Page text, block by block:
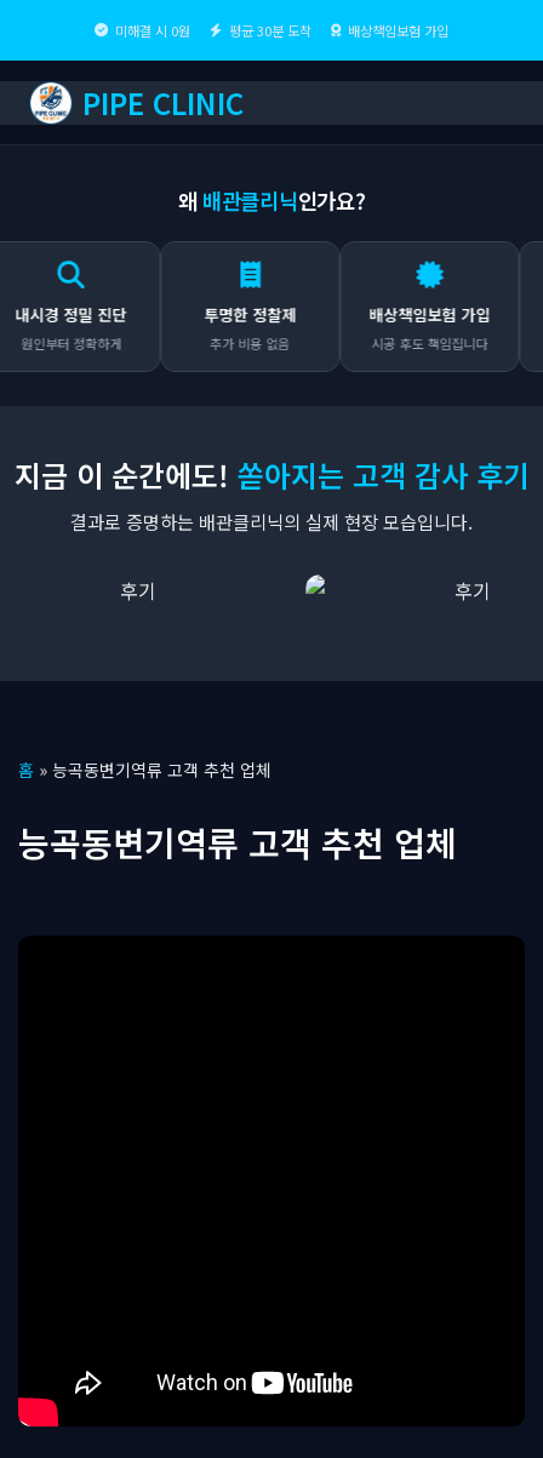
미해결 시 0원 평균 30분 도착 배상책임보험 가입
PIPE CLINIC
왜 배관클리닉인가요?
경 정밀 진단
부터 정확하게
투명한 정찰제
추가 비용 없음
배상책임보험 가입
시공 후도 책임집니다
지금 이 순간에도! 쏟아지는 고객 감사 후기
결과로 증명하는 배관클리닉의 실제 현장 모습입니다.
텐
로
뛰
홈 » 능곡동변기역류 고객 추천 업체
능곡동변기역류 고객 추천 업체